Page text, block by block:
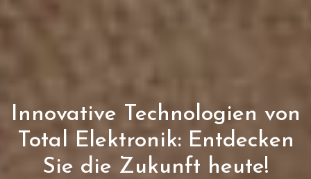
Innovative Technologien von
Total Elektronik: Entdecken
Sie die Zukunft heute!